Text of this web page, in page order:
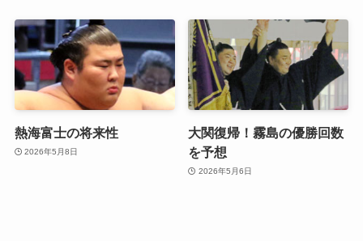
熱海富士の将来性
2026年5月8日
大関復帰！霧島の優勝回数
を予想
2026年5月6日